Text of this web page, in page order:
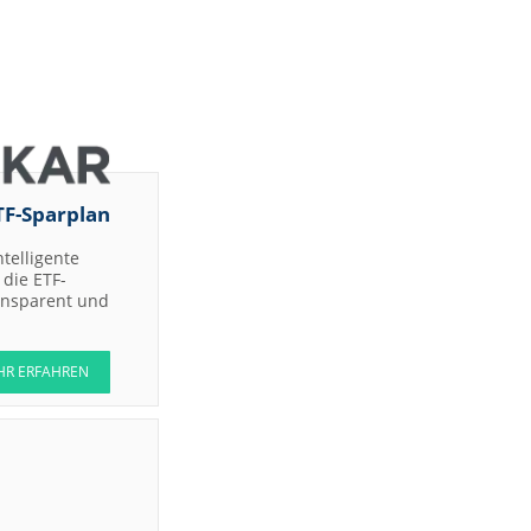
Sparplan
ETF-
und
ERFAHREN